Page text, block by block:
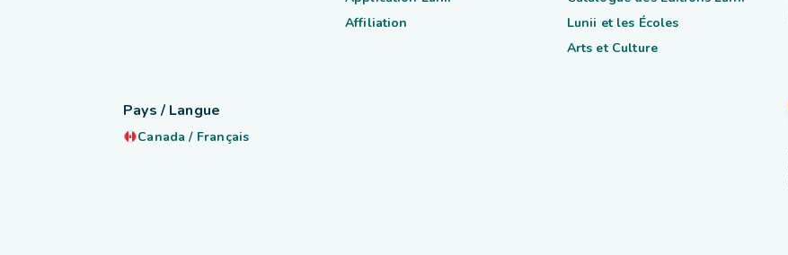
Affiliation
Lunii et les Écoles
Arts et Culture
Pays / Langue
Canada / Français